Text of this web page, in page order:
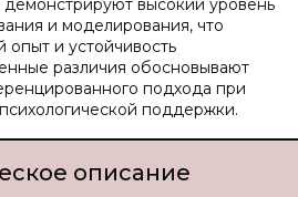
демонстрируют высокий уровень
и моделирования, что
опыт и устойчивость
различия обосновывают
подхода при
поддержки.
описание